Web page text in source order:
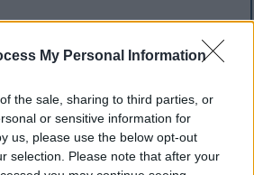
My Personal Information
the sale, sharing to third parties, or
or sensitive information for
us, please use the below opt-out
selection. Please note that after your